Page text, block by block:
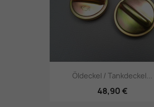
Öldeckel / Tankdeckel...
48,90 €